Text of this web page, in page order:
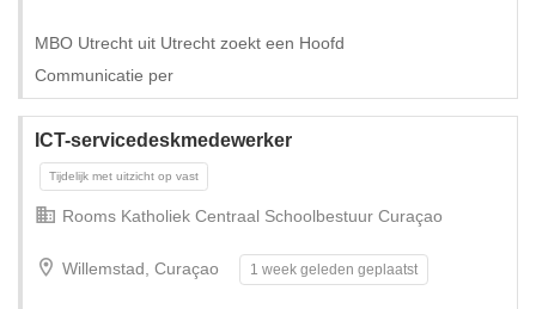
MBO Utrecht uit Utrecht zoekt een Hoofd
Communicatie per
ICT-servicedeskmedewerker
Rooms Katholiek Centraal Schoolbestuur Curaçao
Willemstad, Curaçao 1 week geleden geplaatst